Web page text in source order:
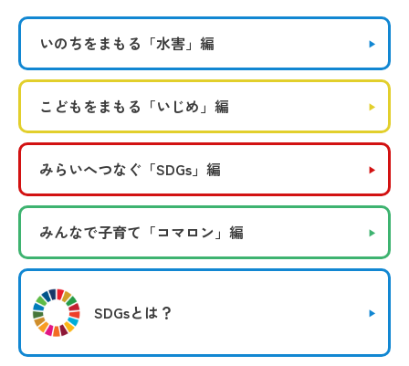
いのちをまもる 「水害」編
こどもをまもる 「いじめ」編
みらいへつなぐ 「SDGs」編
みんなで子育て 「コマロン」編
SDGsとは？